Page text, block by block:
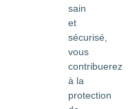
sain
et
sécurisé,
vous
contribuerez
à la
protection